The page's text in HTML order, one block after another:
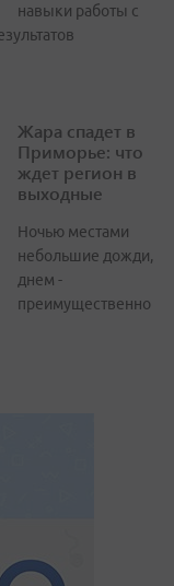
навыки работы с
Жара спадет в
Приморье: что
ждет регион в
выходные
Ночью местами
небольшие дожди,
днем -
преимущественно